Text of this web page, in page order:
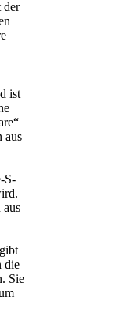
der
ist
aus
S-
aus
die
Sie